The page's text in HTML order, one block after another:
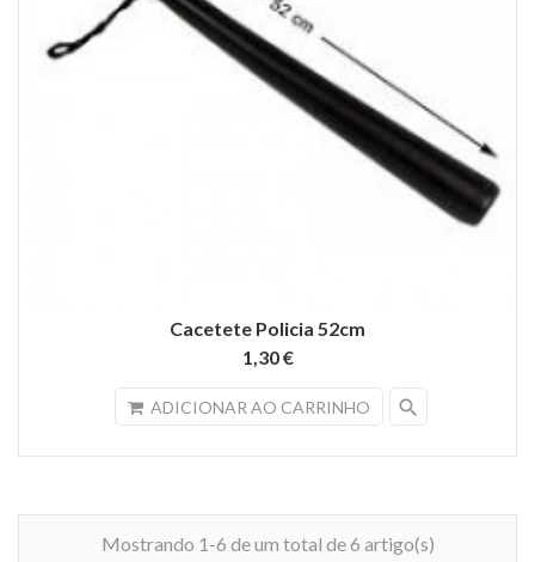
Cacetete Policia 52cm
1,30 €
ADICIONAR AO CARRINHO search
Mostrando 1-6 de um total de 6 artigo(s)